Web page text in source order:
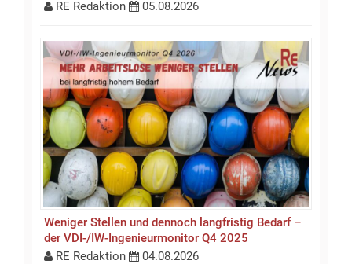
RE Redaktion 05.08.2026
Weniger Stellen und dennoch langfristig Bedarf –
der VDI-/IW-Ingenieurmonitor Q4 2025
RE Redaktion
04.08.2026